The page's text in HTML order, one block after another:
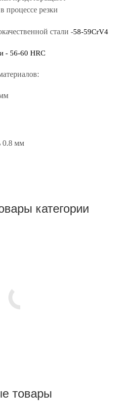
процессе резки
стали -58-59CrV4
- 56-60 HRC
0.8 мм
категории
товары